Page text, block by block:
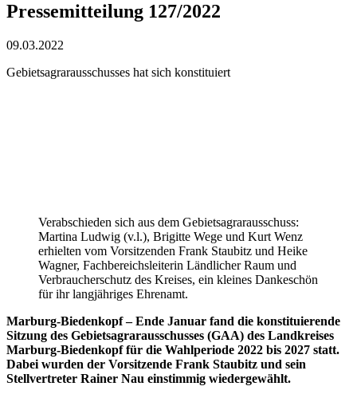
Pressemitteilung 127/2022
09.03.2022
Gebietsagrarausschusses hat sich konstituiert
Verabschieden sich aus dem Gebietsagrarausschuss:
Martina Ludwig (v.l.), Brigitte Wege und Kurt Wenz
erhielten vom Vorsitzenden Frank Staubitz und Heike
Wagner, Fachbereichsleiterin Ländlicher Raum und
Verbraucherschutz des Kreises, ein kleines Dankeschön
für ihr langjähriges Ehrenamt.
Marburg-Biedenkopf – Ende Januar fand die konstituierende
Sitzung des Gebietsagrarausschusses (GAA) des Landkreises
Marburg-Biedenkopf für die Wahlperiode 2022 bis 2027 statt.
Dabei wurden der Vorsitzende Frank Staubitz und sein
Stellvertreter Rainer Nau einstimmig wiedergewählt.